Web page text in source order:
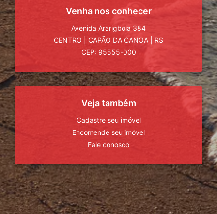
Venha nos conhecer
Avenida Ararigbóia 384
CENTRO
CAPÃO DA CANOA
RS
CEP: 95555-000
Veja também
Cadastre seu imóvel
Encomende seu imóvel
Fale conosco